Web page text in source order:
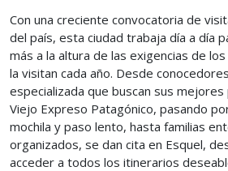
Con una creciente convocatoria de
del país, esta ciudad trabaja día a día
más a la altura de las exigencias de
la visitan cada año. Desde
especializada que buscan sus
Viejo Expreso Patagónico, pasando
mochila y paso lento, hasta familias
organizados, se dan cita en Esquel,
acceder a todos los itinerarios